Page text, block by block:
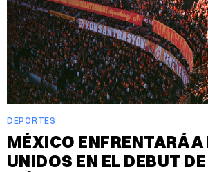
DEPORTES
MÉXICO ENFRENTARÁ A
UNIDOS EN EL DEBUT